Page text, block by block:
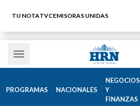
TU NOTATVCEMISORAS UNIDAS
PROGRAMAS NACIONALES
NEGOCIOS
Y
FINANZAS